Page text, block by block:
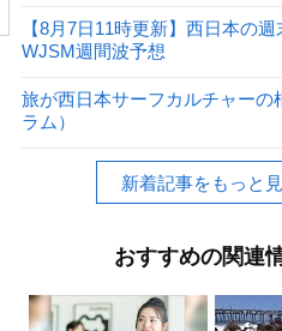
【8月7日11時更新】西日本の週
WJSM週間波予想
旅が西日本サーフカルチャーの
ラム）
新着記事をもっと
おすすめの関連